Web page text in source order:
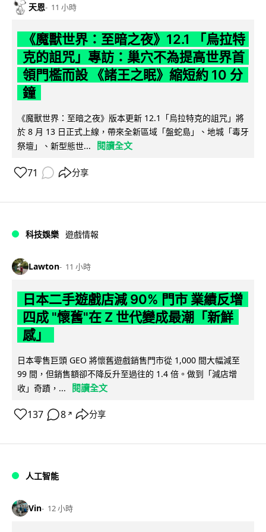
天恩 11 小時
《魔獸世界：至暗之夜》12.1 「烏拉特
克的詛咒」專訪：巢穴不為提高世界首
領門檻而設 《諸王之眠》縮短約 10 分
鐘
《魔獸世界：至暗之夜》版本更新 12.1「烏拉特克的詛咒」將
於 8 月 13 日正式上線，帶來全新區域「盤蛇島」、地城「毒牙
祭壇」、新型態世...
閱讀全文
71 分享
科技娛樂 遊戲情報
Lawton 11 小時
日本二手遊戲店減 90% 門市 業績反增
四成 "懷舊"在 Z 世代變成最潮「新鮮
感」
日本零售巨頭 GEO 將懷舊遊戲銷售門市從 1,000 間大幅減至
99 間，但銷售額卻不降反升至過往的 1.4 倍。做到「減店增
收」奇蹟，...
閱讀全文
137 8 ↗ 分享
人工智能
Vin 12 小時